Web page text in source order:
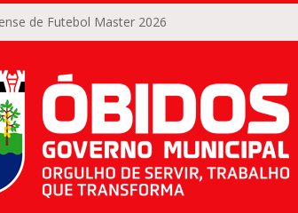
de Futebol Master 2026